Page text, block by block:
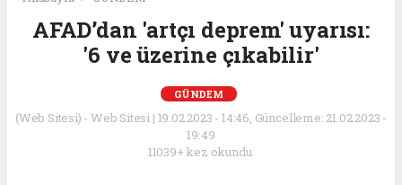
AFAD’dan 'artçı deprem' uyarısı:
'6 ve üzerine çıkabilir'
GÜNDEM
(Web Sitesi) - Web Sitesi | 19.02.2023 - 14:46, Güncelleme: 21.02.2023 -
19:49
11039+ kez okundu.